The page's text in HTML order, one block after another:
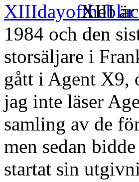
XIII är
1984 och den
storsäljare i
gått i Agent X9,
jag inte läser
samling av de
men sedan
startat sin